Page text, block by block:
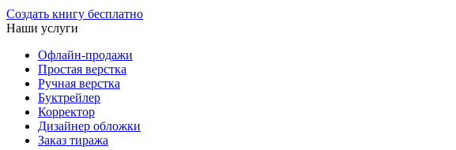
Создать книгу бесплатно
Наши услуги
Офлайн-продажи
Простая верстка
Ручная верстка
Буктрейлер
Корректор
Дизайнер обложки
Заказ тиража